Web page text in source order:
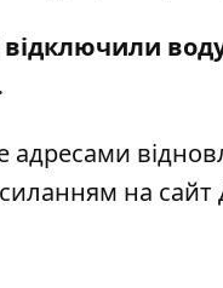
на сайт